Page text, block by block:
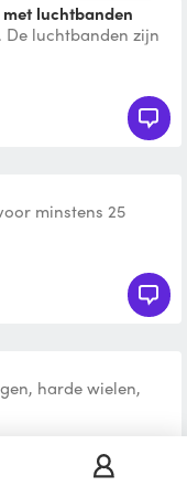
met luchtbanden
De luchtbanden zijn
minstens 25
harde wielen,